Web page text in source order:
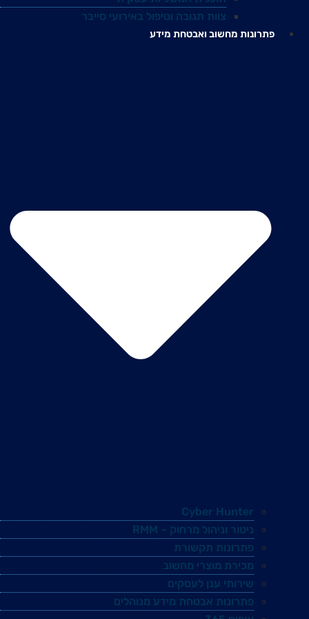
צוות תגובה וטיפול באירועי סייבר
פתרונות מחשוב ואבטחת מידע
Cyber Hunter
ניטור וניהול מרחוק – RMM
פתרונות תקשורת
מכירת מוצרי מחשוב
שירותי ענן לעסקים
פתרונות אבטחת מידע מנוהלים